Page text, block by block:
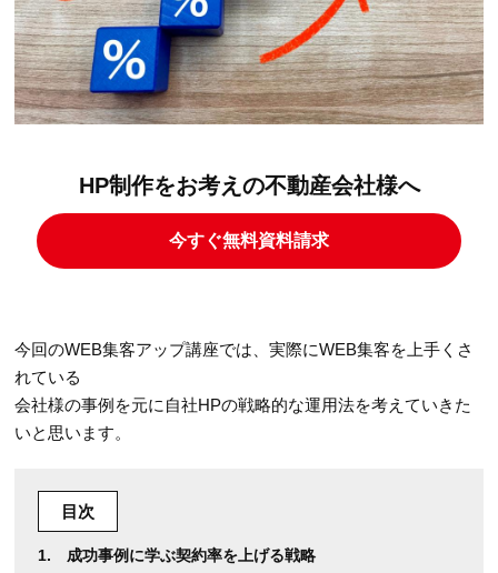
HP制作をお考えの不動産会社様へ
今すぐ無料資料請求
今回のWEB集客アップ講座では、実際にWEB集客を上手くさ
れている
会社様の事例を元に自社HPの戦略的な運用法を考えていきた
いと思います。
目次
成功事例に学ぶ契約率を上げる戦略